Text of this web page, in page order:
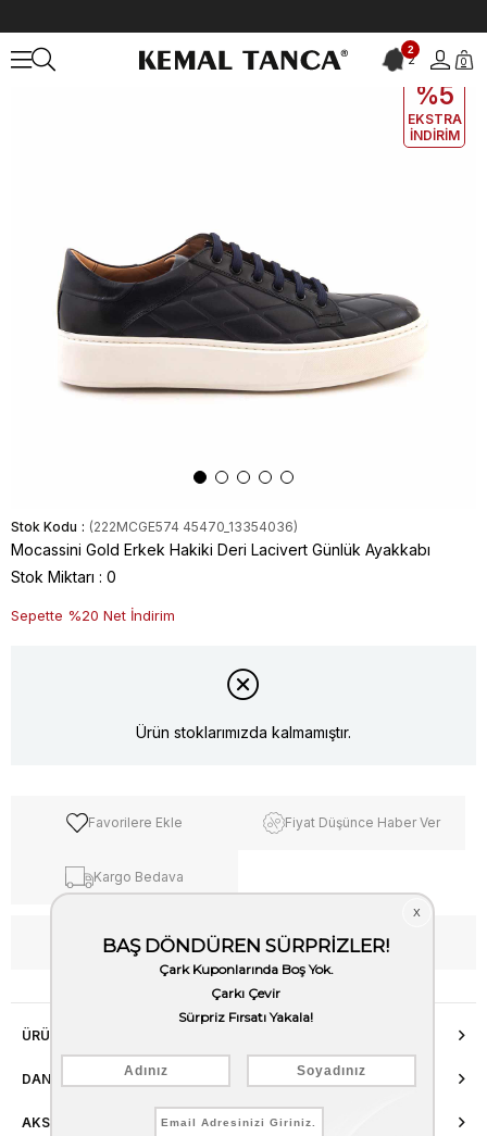
2
2 0
EKLE5
%5
EKSTRA
İNDİRİM
Stok Kodu (222MCGE574 45470_13354036)
Mocassini Gold Erkek Hakiki Deri Lacivert Günlük Ayakkabı
Stok Miktarı : 0
Sepette %20 Net İndirim
Ürün stoklarımızda kalmamıştır.
Favorilere Ekle Fiyat Düşünce Haber Ver
Kargo Bedava
WhatsApp’tan Bilgi Al
ÜRÜN ÖZELLIKLERI
DANIŞMA HATTI
AKSESUAR ONARIMI